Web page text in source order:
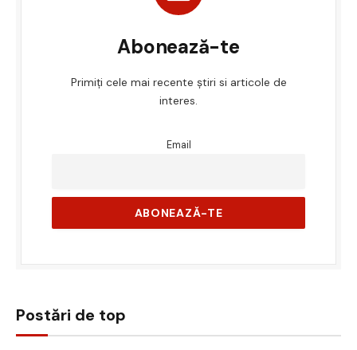
Abonează-te
Primiți cele mai recente știri si articole de
interes.
Email
Postări de top